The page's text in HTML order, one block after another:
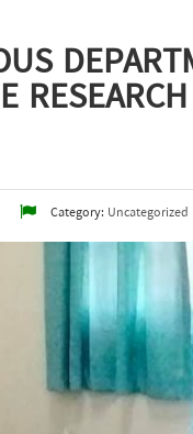
Category: Uncategorized